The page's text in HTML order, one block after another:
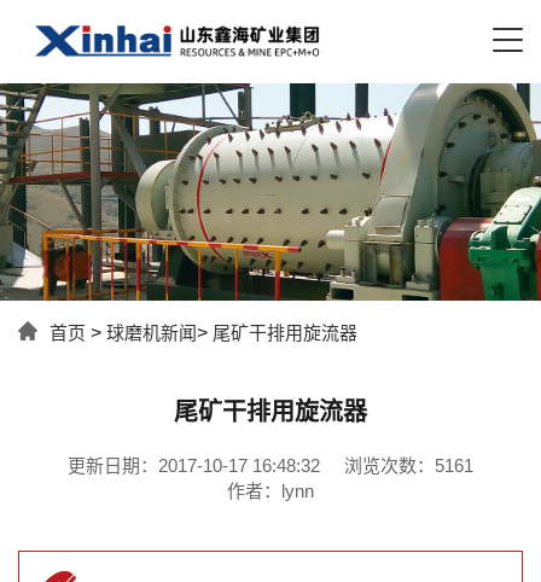
首页 > 球磨机新闻> 尾矿干排用旋流器
尾矿干排用旋流器
更新日期：2017-10-17 16:48:32
浏览次数：5161
作者：lynn